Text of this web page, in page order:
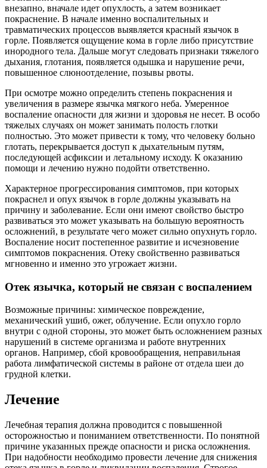
внезапно, вначале идет опухлость, а затем возникает
покраснение. В начале именно воспалительных и
травматических процессов выявляется красный язычок в
горле. Появляется ощущение кома в горле либо присутствие
инородного тела. Дальше могут следовать признаки тяжелого
дыхания, глотания, появляется одышка и нарушение речи,
повышенное слюноотделение, позывы рвоты.
При осмотре можно определить степень покраснения и
увеличения в размере язычка мягкого неба. Умеренное
воспаление опасности для жизни и здоровья не несет. В особо
тяжелых случаях он может занимать полость глотки
полностью. Это может привести к тому, что человеку больно
глотать, перекрывается доступ к дыхательным путям,
последующей асфиксии и летальному исходу. К оказанию
помощи и лечению нужно подойти ответственно.
Характерное прогрессирования симптомов, при которых
покраснел и опух язычок в горле должны указывать на
причину и заболевание. Если они имеют свойство быстро
развиваться это может указывать на большую вероятность
осложнений, в результате чего может сильно опухнуть горло.
Воспаление носит постепенное развитие и исчезновение
симптомов покраснения. Отеку свойственно развиваться
мгновенно и именно это угрожает жизни.
Отек язычка, который не связан с воспалением
Возможные причины: химическое повреждение,
механический ушиб, ожег, облучение. Если опухло горло
внутри с одной стороны, это может быть осложнением разных
нарушений в системе организма и работе внутренних
органов. Например, сбой кровообращения, неправильная
работа лимфатической системы в районе от отдела шеи до
грудной клетки.
Лечение
Лечебная терапия должна проводится с повышенной
осторожностью и пониманием ответственности. По понятной
причине указанных прежде опасности и риска осложнения.
При надобности необходимо провести лечение для снижения